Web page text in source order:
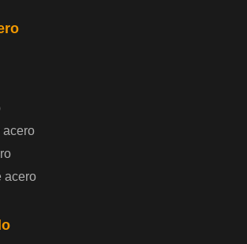
prelacada
laminado en frío
acero
acero